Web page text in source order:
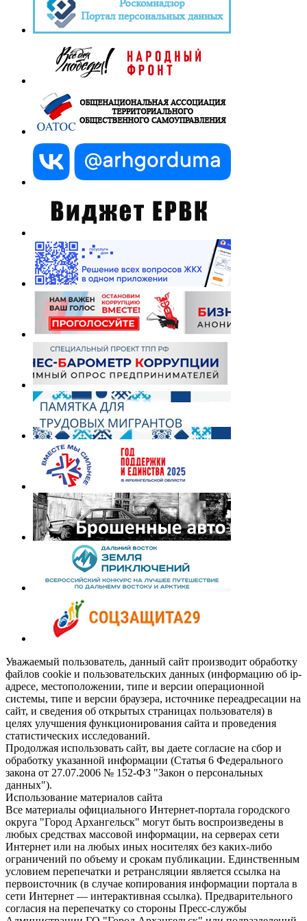
Уважаемый пользователь, данный сайт производит обработку
файлов cookie и пользовательских данных (информацию об ip-
адресе, местоположении, типе и версии операционной
системы, типе и версии браузера, источнике переадресации на
сайт, и сведения об открытых страницах пользователя) в
целях улучшения функционирования сайта и проведения
статистических исследований.
Продолжая использовать сайт, вы даете согласие на сбор и
обработку указанной информации (Статья 6 Федерального
закона от 27.07.2006 № 152-ФЗ "Закон о персональных
данных").
Использование материалов сайта
Все материалы официального Интернет-портала городского
округа "Город Архангельск" могут быть воспроизведены в
любых средствах массовой информации, на серверах сети
Интернет или на любых иных носителях без каких-либо
ограничений по объему и срокам публикации. Единственным
условием перепечатки и ретрансляции является ссылка на
первоисточник (в случае копирования информации портала в
сети Интернет — интерактивная ссылка). Предварительного
согласия на перепечатку со стороны Пресс-службы